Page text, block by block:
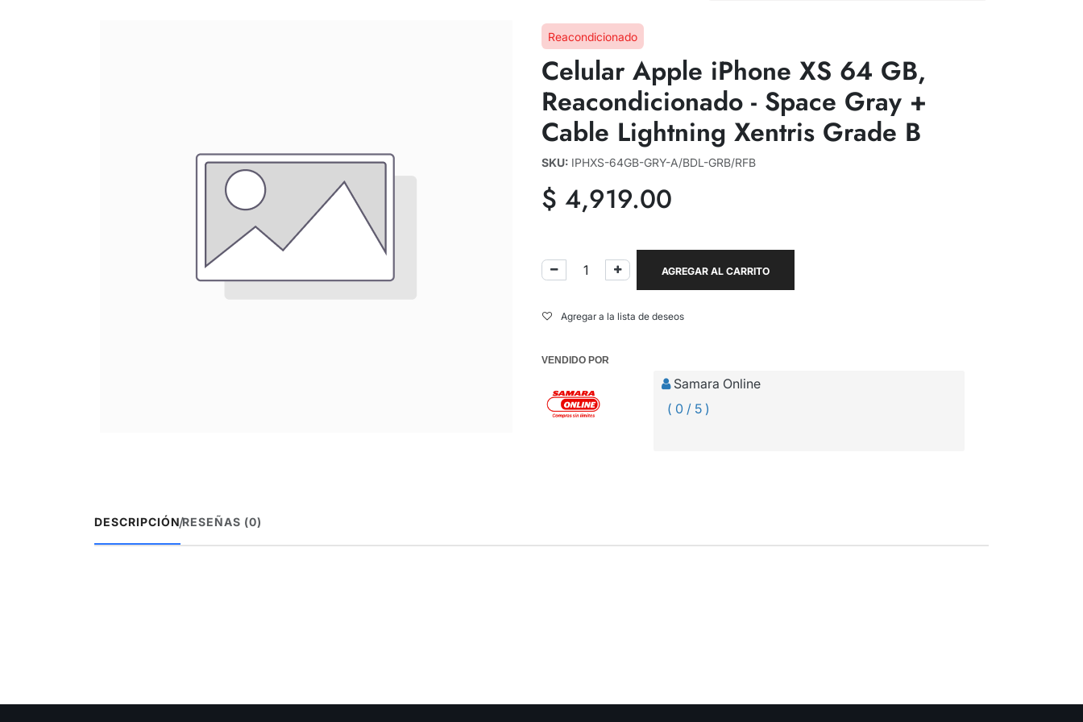
Reacondicionado
Celular Apple iPhone XS 64 GB,
Reacondicionado - Space Gray +
Cable Lightning Xentris Grade B
SKU: IPHXS-64GB-GRY-A/BDL-GRB/RFB
$ 4,919.00
AGREGAR AL CARRITO
Agregar a la lista de deseos
VENDIDO POR
Samara Online
( 0 / 5 )
DESCRIPCIÓN/RESEÑAS (0)